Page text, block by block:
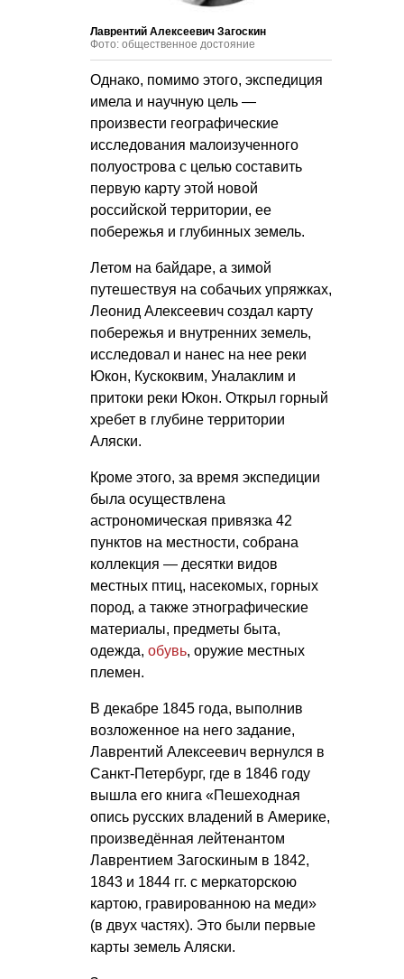
Лаврентий Алексеевич Загоскин
Фото: общественное достояние
Однако, помимо этого, экспедиция
имела и научную цель —
произвести географические
исследования малоизученного
полуострова с целью составить
первую карту этой новой
российской территории, ее
побережья и глубинных земель.
Летом на байдаре, а зимой
путешествуя на собачьих упряжках,
Леонид Алексеевич создал карту
побережья и внутренних земель,
исследовал и нанес на нее реки
Юкон, Кускоквим, Уналаклим и
притоки реки Юкон. Открыл горный
хребет в глубине территории
Аляски.
Кроме этого, за время экспедиции
была осуществлена
астрономическая привязка 42
пунктов на местности, собрана
коллекция — десятки видов
местных птиц, насекомых, горных
пород, а также этнографические
материалы, предметы быта,
одежда, обувь, оружие местных
племен.
В декабре 1845 года, выполнив
возложенное на него задание,
Лаврентий Алексеевич вернулся в
Санкт-Петербург, где в 1846 году
вышла его книга «Пешеходная
опись русских владений в Америке,
произведённая лейтенантом
Лаврентием Загоскиным в 1842,
1843 и 1844 гг. с меркаторскою
картою, гравированною на меди»
(в двух частях). Это были первые
карты земель Аляски.